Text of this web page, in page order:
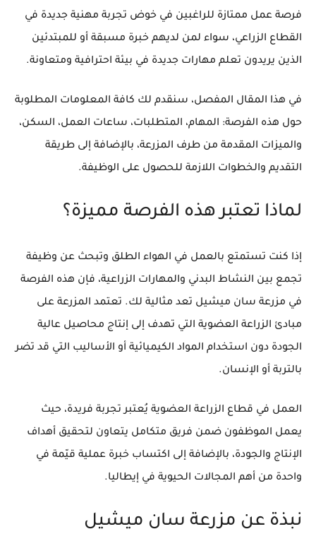
فرصة عمل ممتازة للراغبين في خوض تجربة مهنية جديدة في
القطاع الزراعي، سواء لمن لديهم خبرة مسبقة أو للمبتدئين
الذين يريدون تعلم مهارات جديدة في بيئة احترافية ومتعاونة.
في هذا المقال المفصل، سنقدم لك كافة المعلومات المطلوبة
حول هذه الفرصة: المهام، المتطلبات، ساعات العمل، السكن،
والميزات المقدمة من طرف المزرعة، بالإضافة إلى طريقة
التقديم والخطوات اللازمة للحصول على الوظيفة.
لماذا تعتبر هذه الفرصة مميزة؟
إذا كنت تستمتع بالعمل في الهواء الطلق وتبحث عن وظيفة
تجمع بين النشاط البدني والمهارات الزراعية، فإن هذه الفرصة
في مزرعة سان ميشيل تعد مثالية لك. تعتمد المزرعة على
مبادئ الزراعة العضوية التي تهدف إلى إنتاج محاصيل عالية
الجودة دون استخدام المواد الكيميائية أو الأساليب التي قد تضر
بالتربة أو الإنسان.
العمل في قطاع الزراعة العضوية يُعتبر تجربة فريدة، حيث
يعمل الموظفون ضمن فريق متكامل يتعاون لتحقيق أهداف
الإنتاج والجودة، بالإضافة إلى اكتساب خبرة عملية قيّمة في
واحدة من أهم المجالات الحيوية في إيطاليا.
نبذة عن مزرعة سان ميشيل